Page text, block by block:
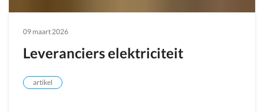
09 maart 2026
Leveranciers elektriciteit
artikel